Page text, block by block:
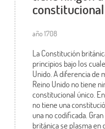
año 1708
La Constitución
principios bajo los
Unido. A diferencia de
Reino Unido no tiene
constitucional único.
no tiene una
una no codificada.
británica se plasma